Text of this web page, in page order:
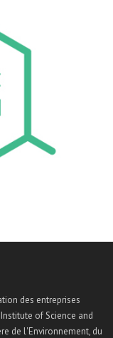
des entreprises
of Science and
de l'Environnement, du